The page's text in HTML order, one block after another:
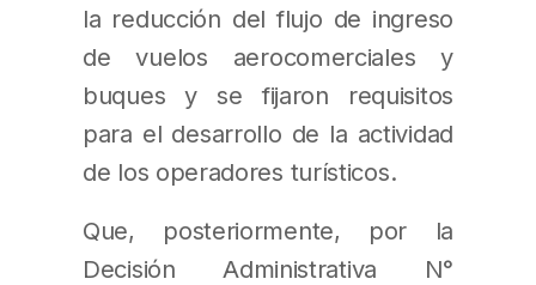
la reducción del flujo de ingreso
de vuelos aerocomerciales y
buques y se fijaron requisitos
para el desarrollo de la actividad
de los operadores turísticos.
Que, posteriormente, por la
Decisión Administrativa N°